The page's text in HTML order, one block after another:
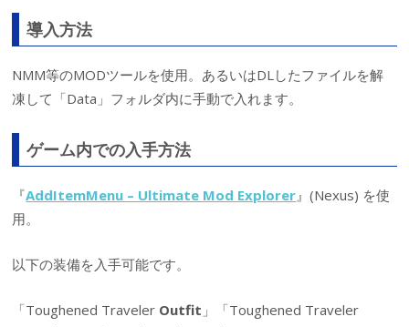
導入方法
NMM等のMODツールを使用。あるいはDLしたファイルを解
凍して「Data」フォルダ内に手動で入れます。
ゲーム内での入手方法
『AddItemMenu – Ultimate Mod Explorer 』(Nexus) を使
用。
以下の装備を入手可能です。
「Toughened Traveler Outfit 」「Toughened Traveler